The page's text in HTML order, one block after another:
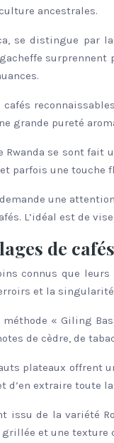
ancestrales.
se distingue
grande pureté
Rwanda se sont
parfois une touche
une
L’idéal est de
de
connus que
et la
« Giling
de cèdre, de
plateaux offrent
d’en extraire toute
issu de la variété
et une